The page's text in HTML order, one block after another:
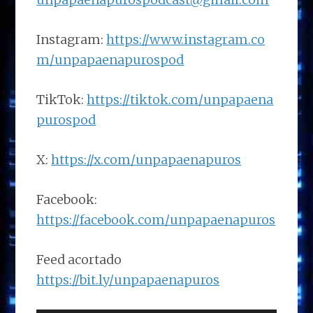
Instagram:https://www.instagram.co
m/unpapaenapurospod
TikTok:https://tiktok.com/unpapaena
purospod
X:https://x.com/unpapaenapuros
Facebook:
https://facebook.com/unpapaenapuros
Feed acortado
https://bit.ly/unpapaenapuros